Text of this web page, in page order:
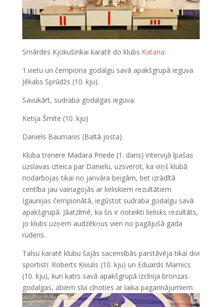
Smārdes Kjokušinkai karatē do klubs Katana:
1.vietu un čempiona godalgu savā apakšgrupā ieguva
Jēkabs Sprūdžs (10. kju).
Savukārt, sudraba godalgas ieguva:
Ketija Šmite (10. kju)
Daniels Baumanis (Baltā josta).
Kluba trenere Madara Priede (1. dans) intervijā īpašas
uzslavas izteica par Danielu, uzsverot, ka viņš klubā
nodarbojas tikai no janvāra beigām, bet izrādītā
centība jau vainagojās ar lieliskiem rezultātiem
Igaunijas čempionātā, iegūstot sudraba godalgu savā
apakšgrupā. Jāatzīmē, ka šis ir noteikti lielisks rezultāts,
jo klubs uzņem audzēkņus vien no pagājušā gada
rudens.
Talsu karatē klubu šajās sacensībās parstāvēja tikai divi
sportisti: Roberts Ķivulis (10. kju) un Eduards Marnics
(10. kju), kuri katrs savā apakšgrupā izcīnija bronzas
godalgas, abiem sīvi cīnoties ar laika pagarinājumiem.